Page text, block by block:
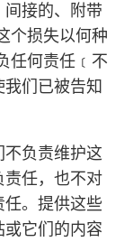
接的、附带
个损失以何种
任何责任﹝不
们已被告知
负责维护这
责任，也不对
。提供这些
或它们的内容